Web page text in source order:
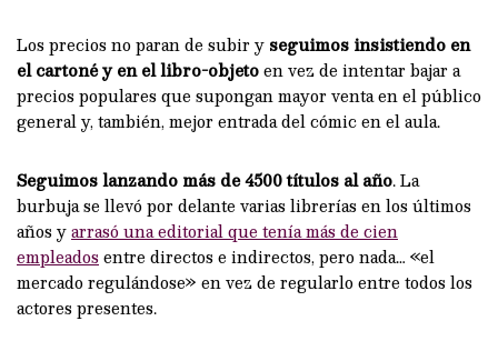
Los precios no paran de subir y seguimos insistiendo en
el cartoné y en el libro-objetoen vez de intentar bajar a
precios populares que supongan mayor venta en el público
general y, también, mejor entrada del cómic en el aula.
Seguimos lanzando más de 4500 títulos al año. La
burbuja se llevó por delante varias librerías en los últimos
años yarrasó una editorial que tenía más de cien
empleadosentre directos e indirectos, pero nada… «el
mercado regulándose» en vez de regularlo entre todos los
actores presentes.